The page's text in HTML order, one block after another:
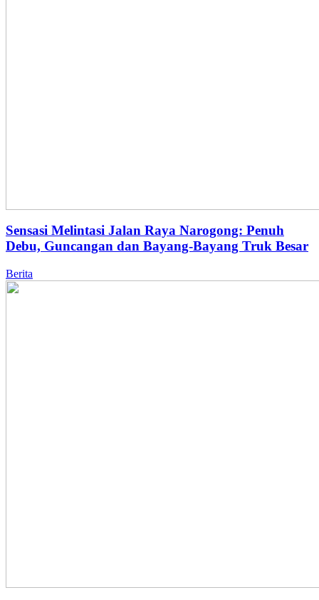
Sensasi Melintasi Jalan Raya Narogong: Penuh
Debu, Guncangan dan Bayang-Bayang Truk Besar
Berita